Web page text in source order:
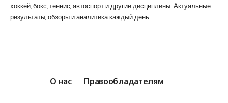
хоккей, бокс, теннис, автоспорт и другие дисциплины. Актуальные
результаты, обзоры и аналитика каждый день.
О нас Правообладателям